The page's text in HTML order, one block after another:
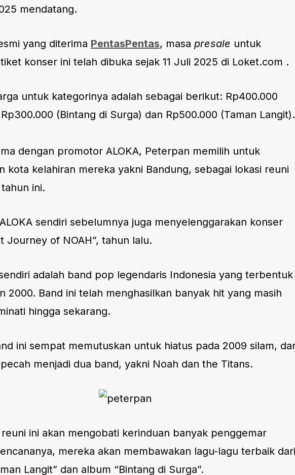
mendatang.
yang diterima PentasPentas, masa presale untuk
konser ini telah dibuka sejak 11 Juli 2025 di Loket.com .
untuk kategorinya adalah sebagai berikut: Rp400.000
(Bintang di Surga) dan Rp500.000 (Taman Langit).
dengan promotor ALOKA, Peterpan memilih untuk
kota kelahiran mereka yakni Bandung, sebagai lokasi reuni
ini.
sendiri sebelumnya juga menyelenggarakan konser
Journey of NOAH”, tahun lalu.
adalah band pop legendaris Indonesia yang terbentuk
2000. Band ini telah menghasilkan banyak hit yang masih
hingga sekarang.
ini sempat memutuskan untuk hiatus pada 2009 silam,
menjadi dua band, yakni Noah dan the Titans.
ini akan mengobati kerinduan banyak penggemar
mereka akan membawakan lagu-lagu terbaik dari
Langit” dan album “Bintang di Surga”.